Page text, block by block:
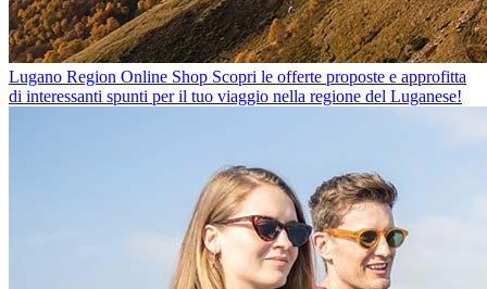
Lugano Region Online Shop Scopri le offerte proposte e approfitta
di interessanti spunti per il tuo viaggio nella regione del Luganese!